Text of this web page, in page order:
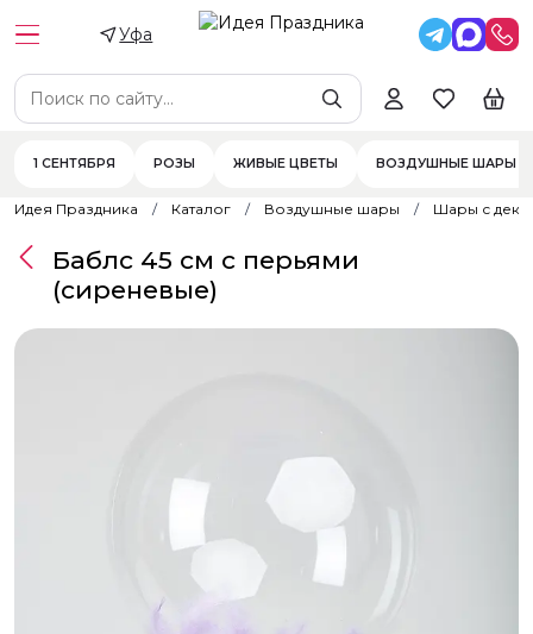
Уфа
1 СЕНТЯБРЯ РОЗЫ ЖИВЫЕ ЦВЕТЫ ВОЗДУШНЫЕ ШАРЫ
Идея Праздника Каталог Воздушные шары Шары с
Баблс 45 см с перьями
(сиреневые)